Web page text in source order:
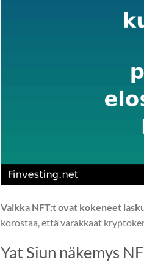
Vaikka NFT:t ovat kokeneet
korostaa, että varakkaat
Yat Siun näkemys